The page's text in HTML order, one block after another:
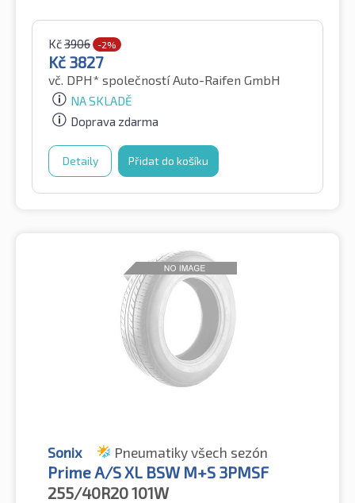
Kč3906 -2%
Kč 3827
vč. DPH* společností Auto-Raifen GmbH
NA SKLADĚ
Doprava zdarma
Detaily Přidat do košíku
Sonix Pneumatiky všech sezón
Prime A/S XL BSW M+S 3PMSF
255/40R20101W